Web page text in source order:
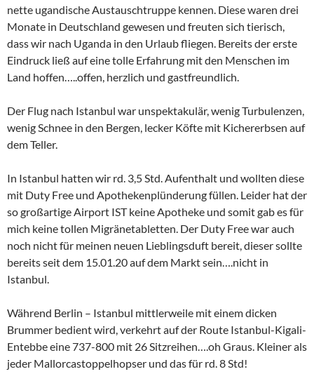
nette ugandische Austauschtruppe kennen. Diese waren drei
Monate in Deutschland gewesen und freuten sich tierisch,
dass wir nach Uganda in den Urlaub fliegen. Bereits der erste
Eindruck ließ auf eine tolle Erfahrung mit den Menschen im
Land hoffen…..offen, herzlich und gastfreundlich.
Der Flug nach Istanbul war unspektakulär, wenig Turbulenzen,
wenig Schnee in den Bergen, lecker Köfte mit Kichererbsen auf
dem Teller.
In Istanbul hatten wir rd. 3,5 Std. Aufenthalt und wollten diese
mit Duty Free und Apothekenplünderung füllen. Leider hat der
so großartige Airport IST keine Apotheke und somit gab es für
mich keine tollen Migränetabletten. Der Duty Free war auch
noch nicht für meinen neuen Lieblingsduft bereit, dieser sollte
bereits seit dem 15.01.20 auf dem Markt sein….nicht in
Istanbul.
Während Berlin – Istanbul mittlerweile mit einem dicken
Brummer bedient wird, verkehrt auf der Route Istanbul-Kigali-
Entebbe eine 737-800 mit 26 Sitzreihen….oh Graus. Kleiner als
jeder Mallorcastoppelhopser und das für rd. 8 Std!